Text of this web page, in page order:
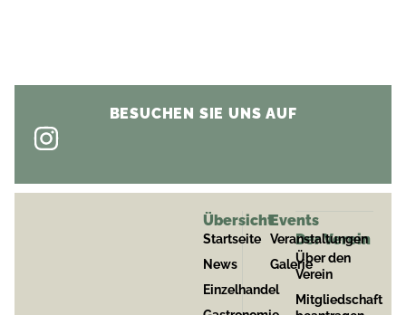
BESUCHEN SIE UNS AUF
Übersicht
Startseite
News
Einzelhandel
Events
Veranstaltungen
Galerie
Der Verein
Über den
Verein
Mitgliedschaft